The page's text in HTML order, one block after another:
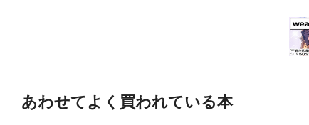
あわせてよく買われている本